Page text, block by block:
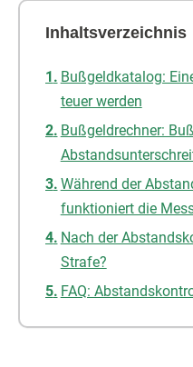
Inhaltsverzeichnis
Bußgeldkatalog:
teuer werden
Bußgeldrechner:
Während der
funktioniert die
Nach der
Strafe?
FAQ: